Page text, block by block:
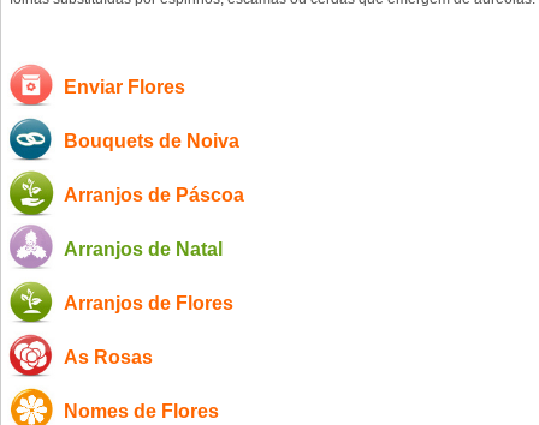
Enviar Flores
Bouquets de Noiva
Arranjos de Páscoa
Arranjos de Natal
Arranjos de Flores
As Rosas
Nomes de Flores